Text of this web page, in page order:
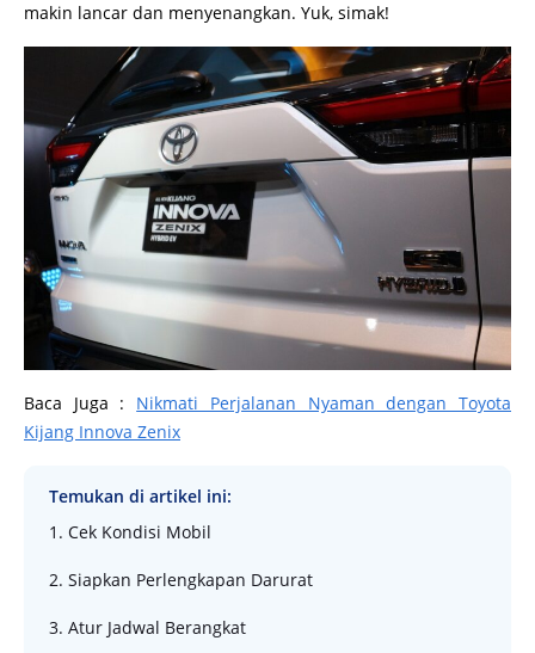
makin lancar dan menyenangkan. Yuk, simak!
Baca Juga : Nikmati Perjalanan Nyaman dengan Toyota
Kijang Innova Zenix
Temukan di artikel ini:
1. Cek Kondisi Mobil
2. Siapkan Perlengkapan Darurat
3. Atur Jadwal Berangkat